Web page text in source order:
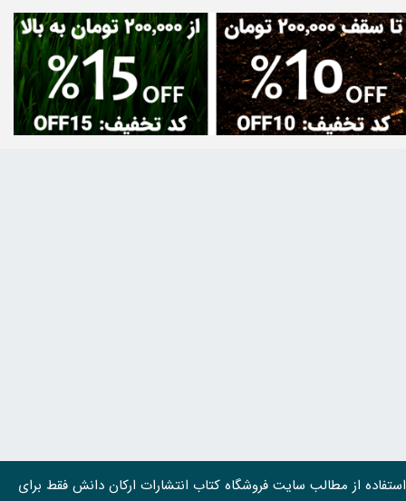
استفاده از مطالب سايت فروشگاه کتاب انتشارات ارکان دانش فقط برای